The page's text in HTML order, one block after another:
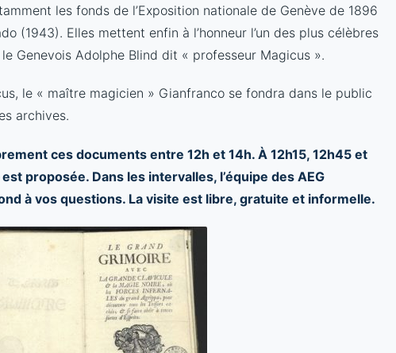
les fonds de l’Exposition nationale de Genève de 1896
(1943). Elles mettent enfin à l’honneur l’un des plus célèbres
le Genevois Adolphe Blind dit « professeur Magicus ».
le « maître magicien » Gianfranco se fondra dans le public
archives.
ces documents entre 12h et 14h. À 12h15, 12h45 et
proposée. Dans les intervalles, l’équipe des AEG
à vos questions. La visite est libre, gratuite et informelle.